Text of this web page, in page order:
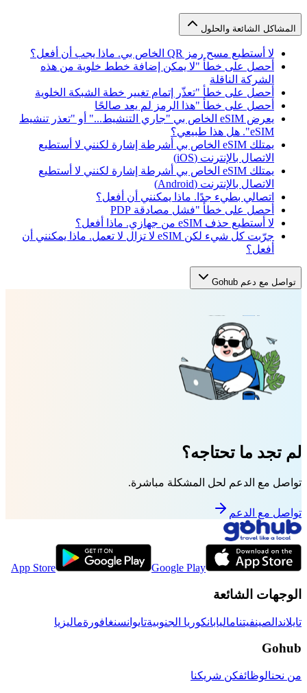
المشاكل الشائعة والحلول
لا أستطيع مسح رمز QR الخاص بي. ماذا يجب أن أفعل؟
أحصل على خطأ "لا يمكن إضافة خطط خلوية من هذه
الشركة الناقلة
أحصل على خطأ "تعذّر إتمام تغيير خطة الشبكة الخلوية
أحصل على خطأ "هذا الرمز لم يعد صالحًا
يعرض eSIM الخاص بي "جاري التنشيط..." أو "تعذر تنشيط
eSIM". هل هذا طبيعي؟
يمتلك eSIM الخاص بي أشرطة إشارة لكنني لا أستطيع
الاتصال بالإنترنت (iOS)
يمتلك eSIM الخاص بي أشرطة إشارة لكنني لا أستطيع
الاتصال بالإنترنت (Android)
اتصالي بطيء جدًا. ماذا يمكنني أن أفعل؟
أحصل على خطأ "فشل مصادقة PDP
لا أستطيع حذف eSIM من جهازي. ماذا أفعل؟
جرّبت كل شيء لكن eSIM لا تزال لا تعمل. ماذا يمكنني أن
أفعل؟
تواصل مع دعم Gohub
لم تجد ما تحتاجه؟
تواصل مع الدعم لحل المشكلة مباشرة.
تواصل مع الدعم
App Store Google Play
الوجهات الشائعة
تايلاند الصينفيتناماليابانكوريا الجنوبيةتايوانسنغافورةماليزيا
Gohub
من نحنالوظائفكن شريكنا